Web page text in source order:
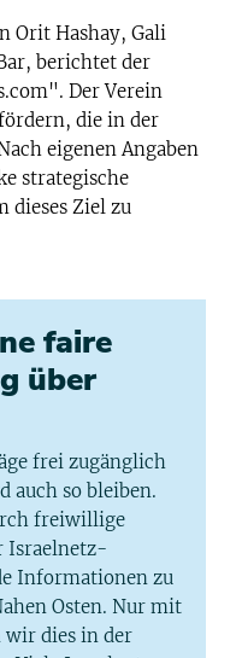
Orit Hashay, Gali
berichtet der
Der Verein
die in der
eigenen Angaben
strategische
dieses Ziel zu
faire
über
frei zugänglich
auch so bleiben.
freiwillige
Israelnetz-
Informationen zu
Osten. Nur mit
dies in der